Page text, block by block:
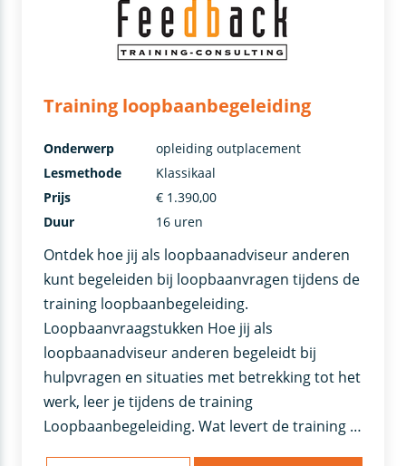
Training loopbaanbegeleiding
Ontdek hoe jij als loopbaanadviseur anderen
kunt begeleiden bij loopbaanvragen tijdens de
training loopbaanbegeleiding.
Loopbaanvraagstukken Hoe jij als
loopbaanadviseur anderen begeleidt bij
hulpvragen en situaties met betrekking tot het
werk, leer je tijdens de training
Loopbaanbegeleiding. Wat levert de training …
Onderwerp
opleiding outplacement
Lesmethode
Klassikaal
Prijs
€ 1.390,00
Duur
16 uren